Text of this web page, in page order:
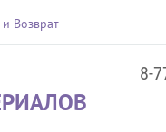
Возврат
8-